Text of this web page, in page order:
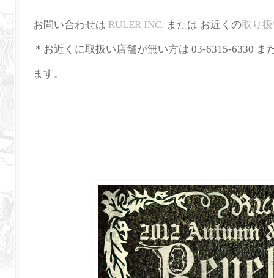
お問い合わせは RULER INC. または お近くの取り
＊お近くに取扱い店舗が無い方は 03-6315-6330 ま
ます。